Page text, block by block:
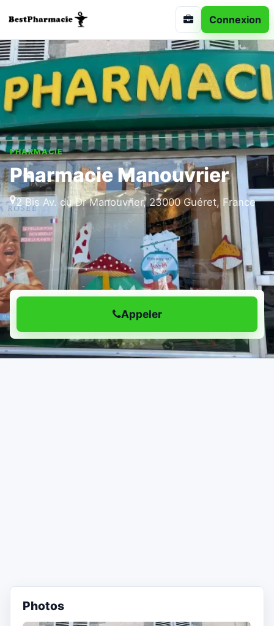
Connexion
PHARMACIE
Pharmacie Manouvrier
2 Bis Av. du Dr Manouvrier, 23000 Guéret, France
Appeler
Photos